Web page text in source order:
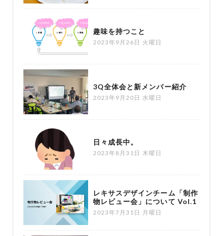
趣味を持つこと
2023年9月26日 火曜日
3Q全体会と新メンバー紹介
2023年9月20日 水曜日
日々成長中。
2023年8月31日 木曜日
レキサスデザインチーム「制作
物レビュー会」について Vol.1
2023年7月31日 月曜日